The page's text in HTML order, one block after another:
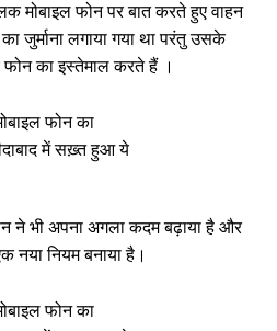
मोबाइल फोन पर बात करते हुए वाहन
जुर्माना लगाया गया था परंतु उसके
फोन का इस्तेमाल करते हैं ।
ने भी अपना अगला कदम बढ़ाया है और
नया नियम बनाया है।